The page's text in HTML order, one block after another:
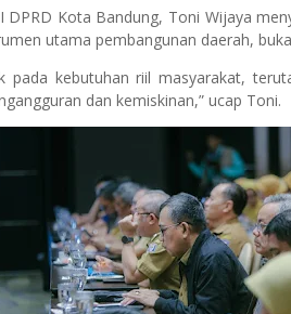
DPRD Kota Bandung, Toni Wijaya
utama pembangunan daerah,
pada kebutuhan riil masyarakat,
dan kemiskinan,” ucap Toni.